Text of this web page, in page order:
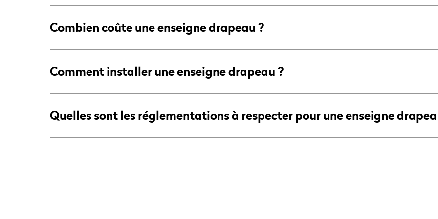
Combien coûte une enseigne drapeau ?
Comment installer une enseigne drapeau ?
Quelles sont les réglementations à respecter pour une enseigne